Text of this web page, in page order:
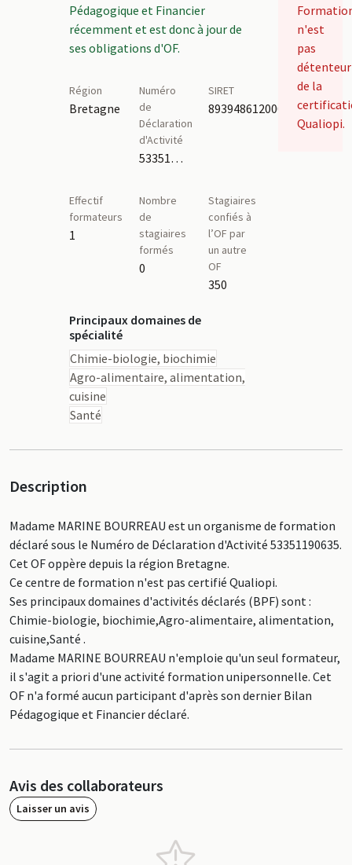
Pédagogique et Financier
récemment et est donc à jour de
ses obligations d'OF.
Région
Bretagne
Numéro
de
Déclaration
d'Activité
53351190635
SIRET
89394861200013
Effectif
formateurs
1
Nombre
de
stagiaires
formés
0
Stagiaires
confiés à
l’OF par
un autre
OF
350
Principaux domaines de
spécialité
Chimie-biologie, biochimie
Agro-alimentaire, alimentation,
cuisine
Santé
n'est
pas
détenteur
de la
Qualiopi.
Description
Madame MARINE BOURREAU est un organisme de formation
déclaré sous le Numéro de Déclaration d'Activité 53351190635.
Cet OF oppère depuis la région Bretagne.
Ce centre de formation n'est pas certifié Qualiopi.
Ses principaux domaines d'activités déclarés (BPF) sont :
Chimie-biologie, biochimie,Agro-alimentaire, alimentation,
cuisine,Santé .
Madame MARINE BOURREAU n'emploie qu'un seul formateur,
il s'agit a priori d'une activité formation unipersonnelle. Cet
OF n'a formé aucun participant d'après son dernier Bilan
Pédagogique et Financier déclaré.
Avis des collaborateurs
Laisser un avis